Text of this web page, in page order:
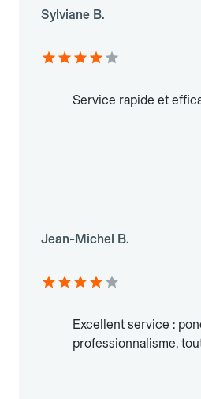
Sylviane B.
Service rapide et
Jean-Michel B.
Excellent service :
professionnalisme,